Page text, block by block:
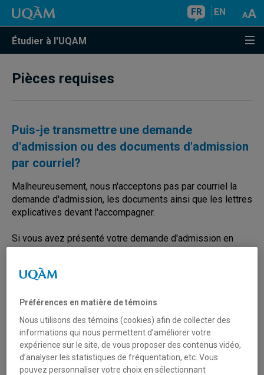
FR EN
Étudier à l'UQAM
Pièces requises
Puis-je transmettre une demande
d'admission ou des documents d'admission
par courriel?
Malheureusement, nous n'acceptons pas par courriel la
demande d'admission, les documents ainsi que les lettres
explicatives devant l'accompagner.
Si vous avez présenté votre demande d'admission en
documents à l'adresse
suivante:https://etudier.uqam.ca/numerisation-documents
Si vous avez déposé une demande d'admission papier
ou avez atteint le nombre maximum de document qu'il est
possible de joindre à votre compte d'admission en ligne,
Préférences en matière de témoins
Nous utilisons des témoins (cookies) afin de collecter des
informations qui nous permettent d’améliorer votre
expérience sur le site, de vous proposer des contenus vidéo,
d’analyser les statistiques de fréquentation, etc. Vous
pouvez personnaliser votre choix en sélectionnant